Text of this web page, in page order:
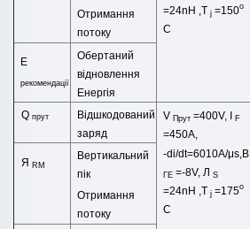
=24nH ,Tj=150o
C
Отримання
потоку
Е
рекомендації
Обертаний
відновлення
Енергія
Q прут
Відшкодований
заряд
V Прут =400V, I F
=450A,
-di/dt=6010A/μs,В
ГЕ=-8V,ЛS
=24nH ,Tj=175o
C
Я RM
Вертикальний
пік
Отримання
потоку